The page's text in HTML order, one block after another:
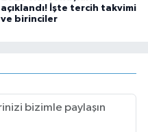
açıklandı! İşte tercih takvimi
ve birinciler